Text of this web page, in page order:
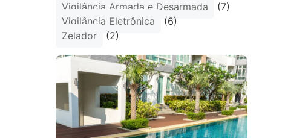
Vigilância Armada e Desarmada
(7)
Vigilância Eletrônica
(6)
Zelador
(2)